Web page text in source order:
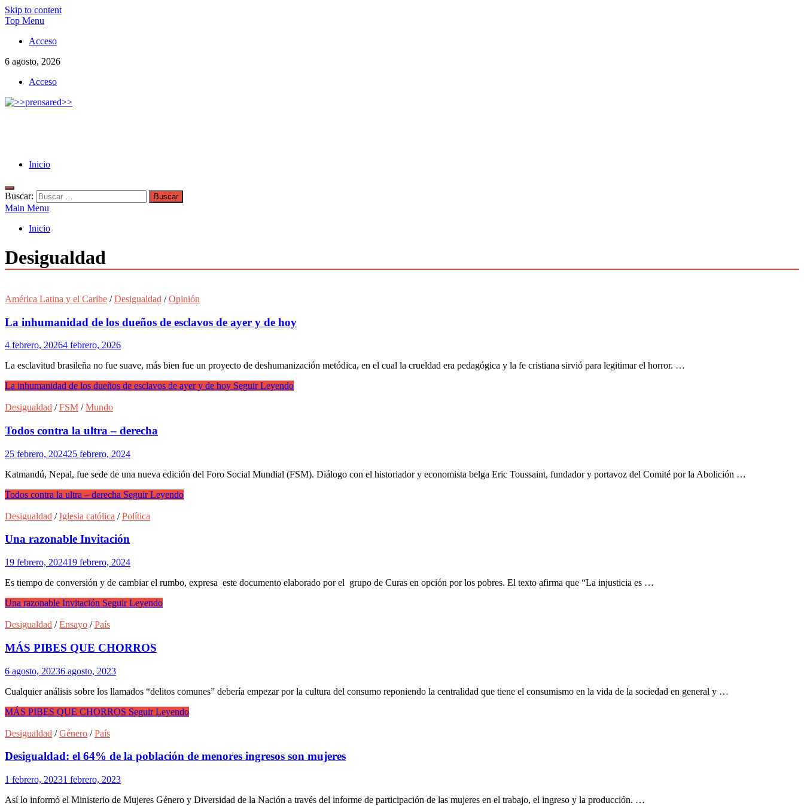
Skip to content
Top Menu
Acceso
6 agosto, 2026
Acceso
Inicio
Buscar:
Main Menu
Inicio
Desigualdad
América Latina y el Caribe /Desigualdad /Opinión
La inhumanidad de los dueños de esclavos de ayer y de hoy
4 febrero, 20264 febrero, 2026
La esclavitud brasileña no fue suave, más bien fue un proyecto de deshumanización metódica, en el cual la crueldad era pedagógica y la fe cristiana sirvió para legitimar el horror. …
La inhumanidad de los dueños de esclavos de ayer y de hoy Seguir Leyendo
Desigualdad /FSM /Mundo
Todos contra la ultra – derecha
25 febrero, 202425 febrero, 2024
Katmandú, Nepal, fue sede de una nueva edición del Foro Social Mundial (FSM). Diálogo con el historiador y economista belga Eric Toussaint, fundador y portavoz del Comité por la Abolición …
Todos contra la ultra – derecha Seguir Leyendo
Desigualdad /Iglesia católica /Política
Una razonable Invitación
19 febrero, 202419 febrero, 2024
Es tiempo de conversión y de cambiar el rumbo, expresa este documento elaborado por el grupo de Curas en opción por los pobres. El texto afirma que “La injusticia es …
Una razonable Invitación Seguir Leyendo
Desigualdad /Ensayo /País
MÁS PIBES QUE CHORROS
6 agosto, 20236 agosto, 2023
Cualquier análisis sobre los llamados “delitos comunes” debería empezar por la cultura del consumo reponiendo la centralidad que tiene el consumismo en la vida de la sociedad en general y …
MÁS PIBES QUE CHORROS Seguir Leyendo
Desigualdad /Género /País
Desigualdad: el 64% de la población de menores ingresos son mujeres
1 febrero, 20231 febrero, 2023
Así lo informó el Ministerio de Mujeres Género y Diversidad de la Nación a través del informe de participación de las mujeres en el trabajo, el ingreso y la producción. …